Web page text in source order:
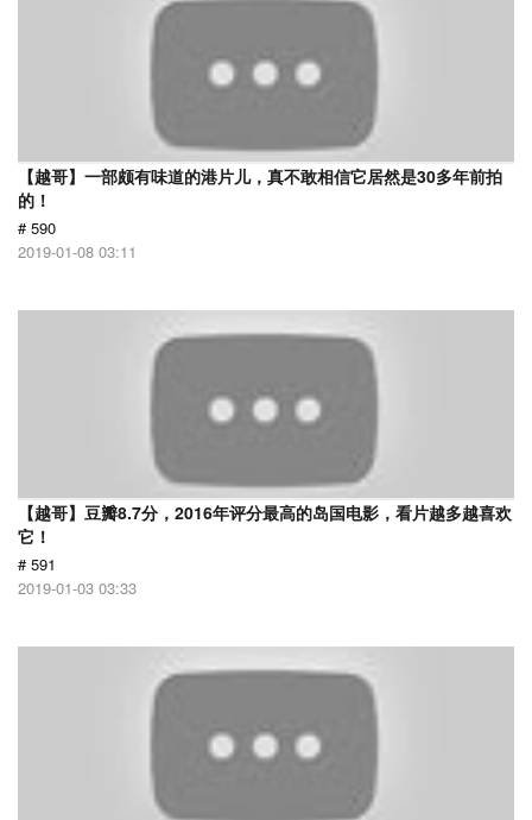
【越哥】一部颇有味道的港片儿，真不敢相信它居然是30多年前拍
的！
# 590
2019-01-08 03:11
【越哥】豆瓣8.7分，2016年评分最高的岛国电影，看片越多越喜欢
它！
# 591
2019-01-03 03:33